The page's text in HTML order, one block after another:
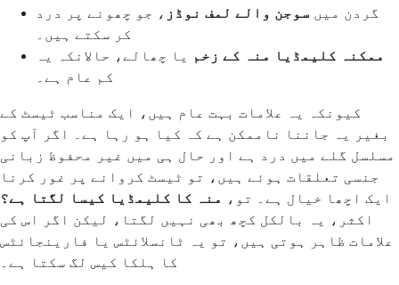
گردن میں سوجن والے لمف نوڈز ، جو چھونے پر درد
کر سکتے ہیں۔
ممکنہ کلیمڈیا منہ کے زخم
یا چھالے، حالانکہ یہ
کم عام ہے۔
کیونکہ یہ علامات بہت عام ہیں، ایک مناسب ٹیسٹ کے
بغیر یہ جاننا ناممکن ہے کہ کیا ہو رہا ہے۔ اگر آپ کو
مسلسل گلے میں درد ہے اور حال ہی میں غیر محفوظ زبانی
جنسی تعلقات ہوئے ہیں، تو ٹیسٹ کروانے پر غور کرنا
ایک اچھا خیال ہے۔ تو،
منہ کا کلیمڈیا کیسا لگتا ہے؟
اکثر، یہ بالکل کچھ بھی نہیں لگتا، لیکن اگر اس کی
علامات ظاہر ہوتی ہیں، تو یہ ٹانسلائٹس یا فارینجائٹس
کا ہلکا کیس لگ سکتا ہے۔